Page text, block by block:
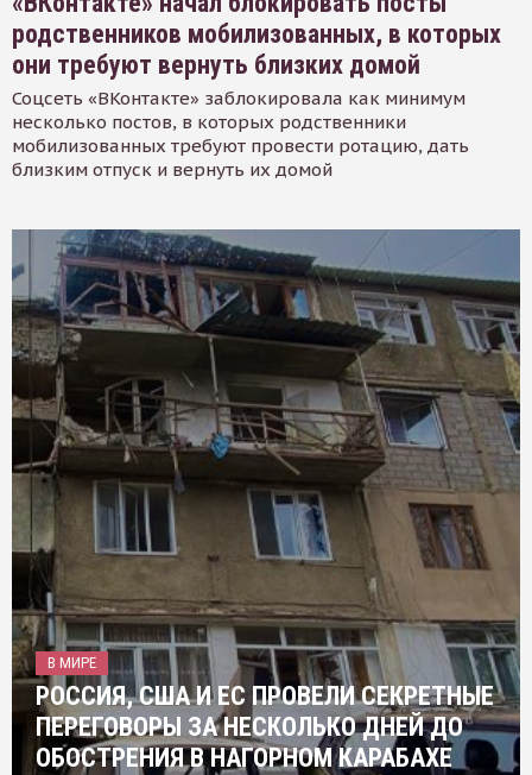
родственников мобилизованных, в которых
они требуют вернуть близких домой
Соцсеть «ВКонтакте» заблокировала как минимум
несколько постов, в которых родственники
мобилизованных требуют провести ротацию, дать
близким отпуск и вернуть их домой
В МИРЕ
РОССИЯ, США И ЕС ПРОВЕЛИ СЕКРЕТНЫЕ
ПЕРЕГОВОРЫ ЗА НЕСКОЛЬКО ДНЕЙ ДО
ОБОСТРЕНИЯ В НАГОРНОМ КАРАБАХЕ